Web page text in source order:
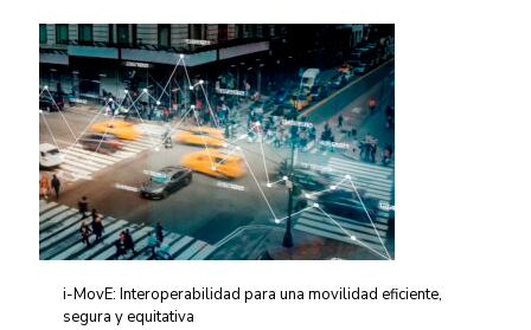
i-MovE: Interoperabilidad para una movilidad eficiente,
segura y equitativa